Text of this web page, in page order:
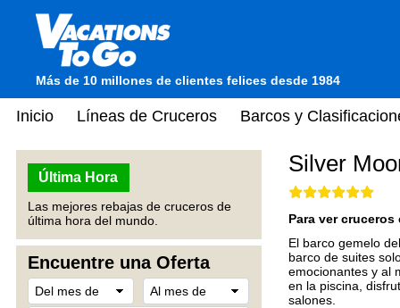
Más de 10 millones de clientes felices desde 1984
Inicio Líneas de Cruceros Barcos y
Última Hora
Las mejores rebajas de cruceros de
última hora del mundo.
Encuentre una Oferta
Silver
Para ver
El barco gemelo
barco de suites
emocionantes y al
en la piscina,
salones.